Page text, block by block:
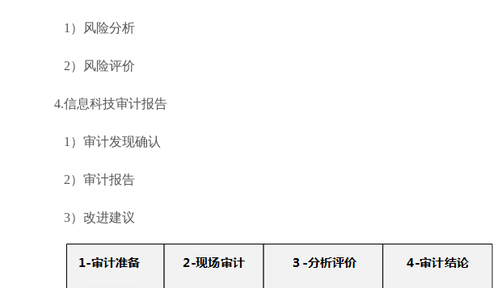
1）风险分析
2）风险评价
4.信息科技审计报告
1）审计发现确认
2）审计报告
3）改进建议